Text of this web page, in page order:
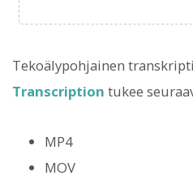
Tekoälypohjainen
Transcription tukee
MP4
MOV